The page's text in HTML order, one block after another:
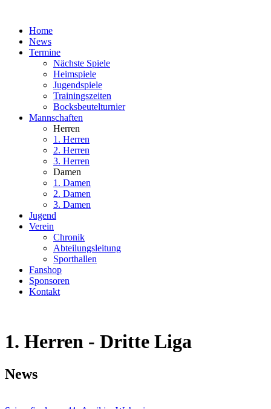
Home
News
Termine
Nächste Spiele
Heimspiele
Jugendspiele
Trainingszeiten
Bocksbeutelturnier
Mannschaften
Herren
1. Herren
2. Herren
3. Herren
Damen
1. Damen
2. Damen
3. Damen
Jugend
Verein
Chronik
Abteilungsleitung
Sporthallen
Fanshop
Sponsoren
Kontakt
1. Herren - Dritte Liga
News